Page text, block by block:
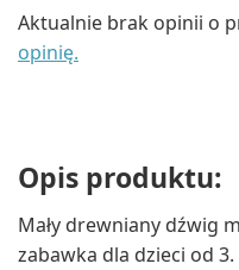
Aktualnie brak opinii o
opinię.
Opis produktu:
Mały drewniany dźwig
zabawka dla dzieci od